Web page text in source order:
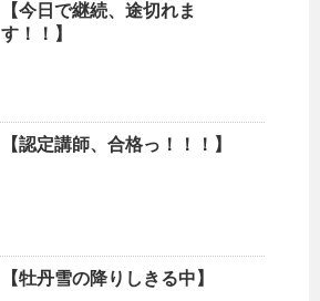
【今日で継続、途切れま
す！！】
【認定講師、合格っ！！！】
【牡丹雪の降りしきる中】